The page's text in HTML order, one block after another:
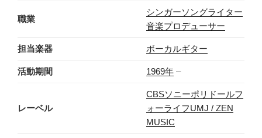
職業
シンガーソングライター
音楽プロデューサー
担当楽器 ボーカルギター
活動期間 1969年–
レーベル
CBSソニーポリドールフ
ォーライフUMJ / ZEN
MUSIC